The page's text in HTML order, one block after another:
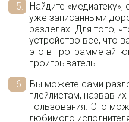
Найдите
уже записанными
разделах. Для того,
устройство все, что
это в программе
проигрыватель.
Вы можете сами
плейлистам, назвав
пользования. Это
любимого